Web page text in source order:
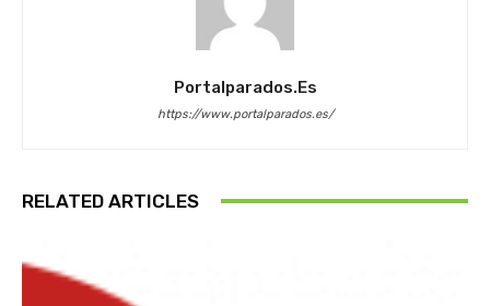
Portalparados.es
https://www.portalparados.es/
RELATED ARTICLES